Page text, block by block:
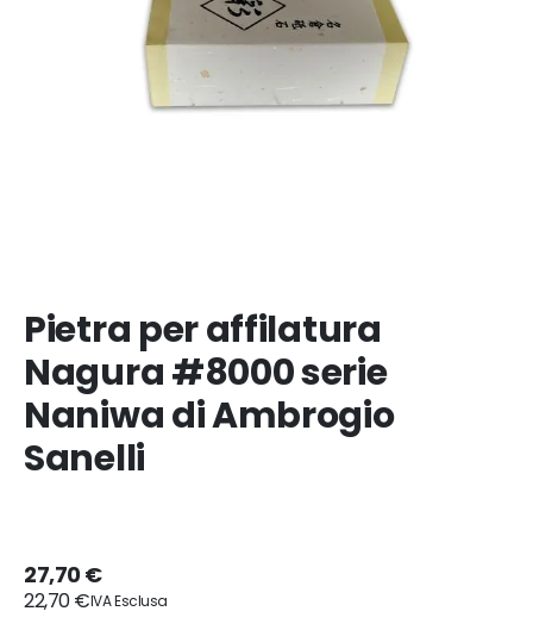
Pietra per affilatura
Nagura #8000 serie
Naniwa di Ambrogio
Sanelli
27,70 €
22,70 €